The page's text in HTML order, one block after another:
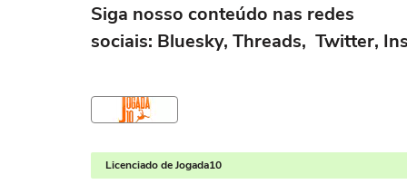
Siga nosso conteúdo nas redes
sociais: Bluesky, Threads, Twitter,
Licenciado de Jogada10